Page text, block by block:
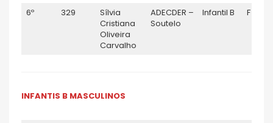
6º 329
Sílvia
Cristiana
Oliveira
Carvalho
ADECDER –
Soutelo
Infantil B F
INFANTIS B MASCULINOS